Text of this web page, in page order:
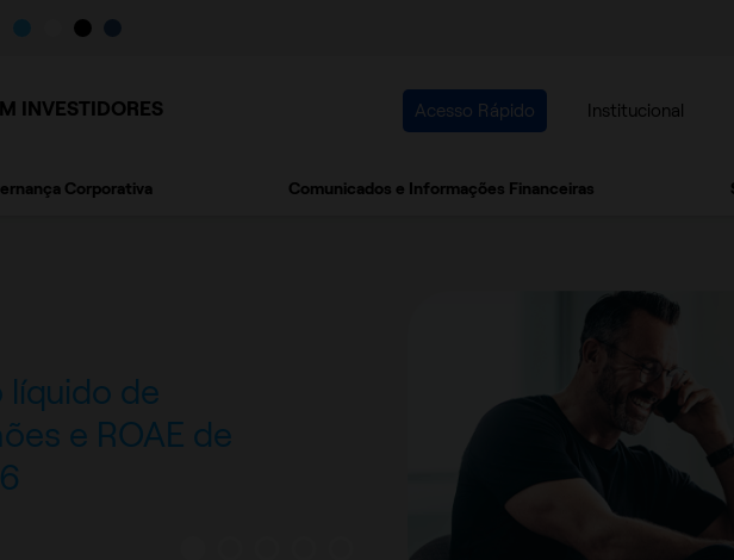
INVESTIDORES Acesso Rápido Institucional
Corporativa Comunicados e Informações Financeiras
líquido de
e ROAE de